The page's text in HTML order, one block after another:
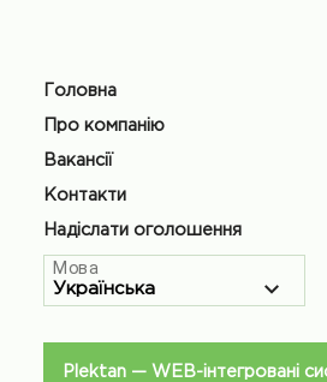
Головна
Про компанію
Вакансії
Контакти
Надіслати оголошення
Мова
Plektan — WEB-інтегровані